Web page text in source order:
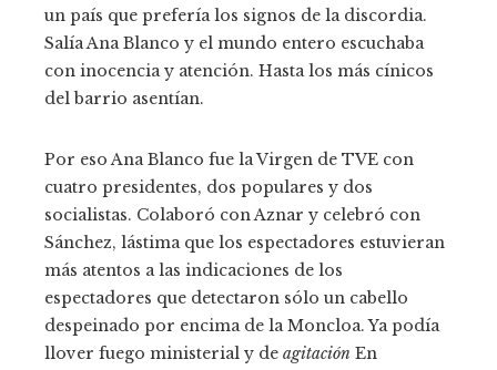
un país que prefería los signos de la discordia.
Salía Ana Blanco y el mundo entero escuchaba
con inocencia y atención. Hasta los más cínicos
del barrio asentían.
Por eso Ana Blanco fue la Virgen de TVE con
cuatro presidentes, dos populares y dos
socialistas. Colaboró ​​con Aznar y celebró con
Sánchez, lástima que los espectadores estuvieran
más atentos a las indicaciones de los
espectadores que detectaron sólo un cabello
despeinado por encima de la Moncloa. Ya podía
llover fuego ministerial y de agitación En